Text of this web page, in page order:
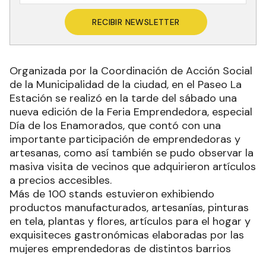
RECIBIR NEWSLETTER
Organizada por la Coordinación de Acción Social
de la Municipalidad de la ciudad, en el Paseo La
Estación se realizó en la tarde del sábado una
nueva edición de la Feria Emprendedora, especial
Día de los Enamorados, que contó con una
importante participación de emprendedoras y
artesanas, como así también se pudo observar la
masiva visita de vecinos que adquirieron artículos
a precios accesibles.
Más de 100 stands estuvieron exhibiendo
productos manufacturados, artesanías, pinturas
en tela, plantas y flores, artículos para el hogar y
exquisiteces gastronómicas elaboradas por las
mujeres emprendedoras de distintos barrios